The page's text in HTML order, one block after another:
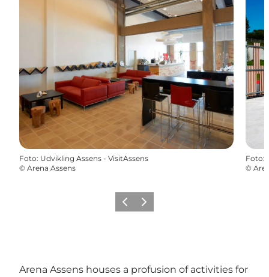
Foto: Udvikling Assens - VisitAssens
© Arena Assens
Foto:
©
Precedente
Avanti
Arena Assens houses a profusion of activities for